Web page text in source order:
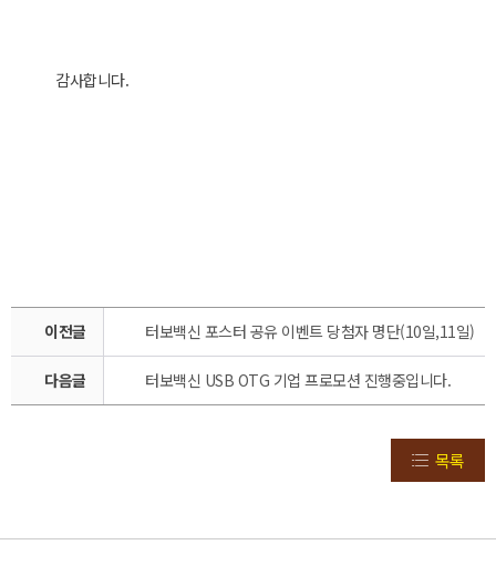
감사합니다.
이전글 터보백신 포스터 공유 이벤트 당첨자 명단(10일,11일)
다음글 터보백신 USB OTG 기업 프로모션 진행중입니다.
목록